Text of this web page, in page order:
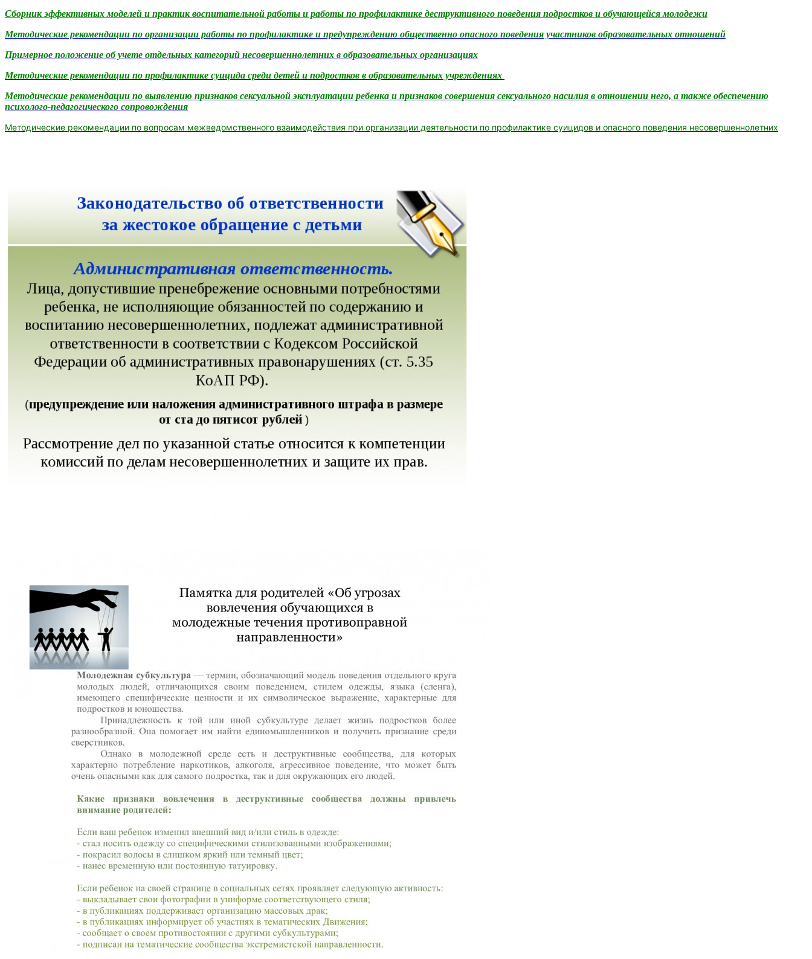
Сборник эффективных моделей и практик воспитательной работы и работы по профилактике деструктивного поведения подростков и обучающейся молодежи
Методические рекомендации по организации работы по профилактике и предупреждению общественно опасного поведения участников образовательных отношений
Примерное положение об учете отдельных категорий несовершеннолетних в образовательных организациях
Методические рекомендации по профилактике суицида среди детей и подростков в образовательных учреждениях
Методические рекомендации по выявлению признаков сексуальной эксплуатации ребенка и признаков совершения сексуального насилия в отношении него, а также обеспечению
психолого-педагогического сопровождения
Методические рекомендации по вопросам межведомственного взаимодействия при организации деятельности по профилактике суицидов и опасного поведения несовершеннолетних